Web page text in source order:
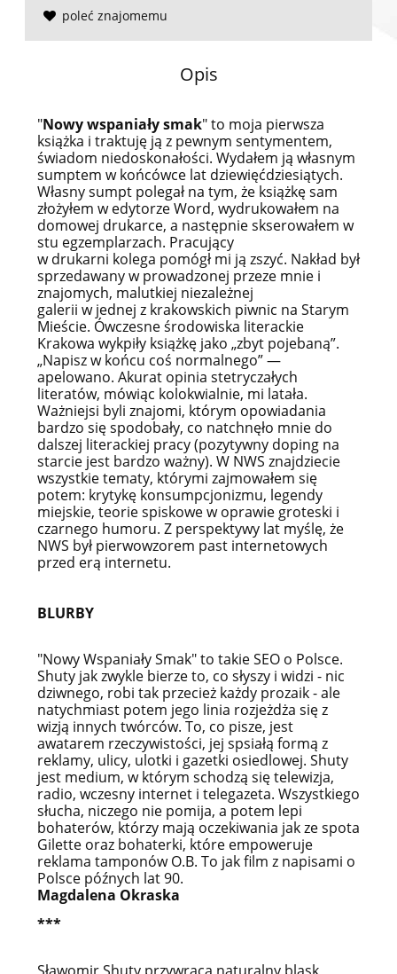
poleć znajomemu
Opis
"Nowy wspaniały smak" to moja pierwsza
książka i traktuję ją z pewnym sentymentem,
świadom niedoskonałości. Wydałem ją własnym
sumptem w końcówce lat dziewięćdziesiątych.
Własny sumpt polegał na tym, że książkę sam
złożyłem w edytorze Word, wydrukowałem na
domowej drukarce, a następnie skserowałem w
stu egzemplarzach. Pracujący
w drukarni kolega pomógł mi ją zszyć. Nakład był
sprzedawany w prowadzonej przeze mnie i
znajomych, malutkiej niezależnej
galerii w jednej z krakowskich piwnic na Starym
Mieście. Ówczesne środowiska literackie
Krakowa wykpiły książkę jako „zbyt pojebaną”.
„Napisz w końcu coś normalnego” —
apelowano. Akurat opinia stetryczałych
literatów, mówiąc kolokwialnie, mi latała.
Ważniejsi byli znajomi, którym opowiadania
bardzo się spodobały, co natchnęło mnie do
dalszej literackiej pracy (pozytywny doping na
starcie jest bardzo ważny). W NWS znajdziecie
wszystkie tematy, którymi zajmowałem się
potem: krytykę konsumpcjonizmu, legendy
miejskie, teorie spiskowe w oprawie groteski i
czarnego humoru. Z perspektywy lat myślę, że
NWS był pierwowzorem past internetowych
przed erą internetu.
BLURBY
"Nowy Wspaniały Smak" to takie SEO o Polsce.
Shuty jak zwykle bierze to, co słyszy i widzi - nic
dziwnego, robi tak przecież każdy prozaik - ale
natychmiast potem jego linia rozjeżdża się z
wizją innych twórców. To, co pisze, jest
awatarem rzeczywistości, jej spsiałą formą z
reklamy, ulicy, ulotki i gazetki osiedlowej. Shuty
jest medium, w którym schodzą się telewizja,
radio, wczesny internet i telegazeta. Wszystkiego
słucha, niczego nie pomija, a potem lepi
bohaterów, którzy mają oczekiwania jak ze spota
Gilette oraz bohaterki, które empoweruje
reklama tamponów O.B. To jak film z napisami o
Polsce późnych lat 90.
Magdalena Okraska
***